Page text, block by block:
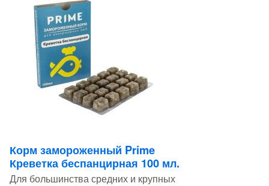
Корм замороженный Prime
Креветка беспанцирная 100 мл.
Для большинства средних и крупных